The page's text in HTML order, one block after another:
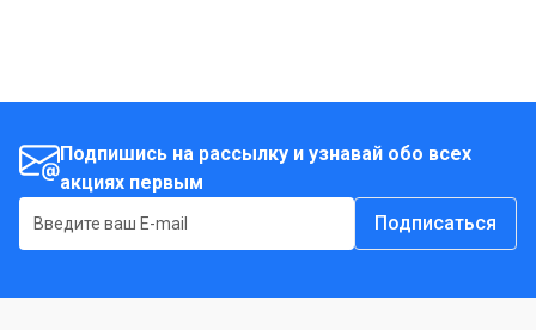
Подпишись на рассылку и узнавай обо всех
акциях первым
Подписаться